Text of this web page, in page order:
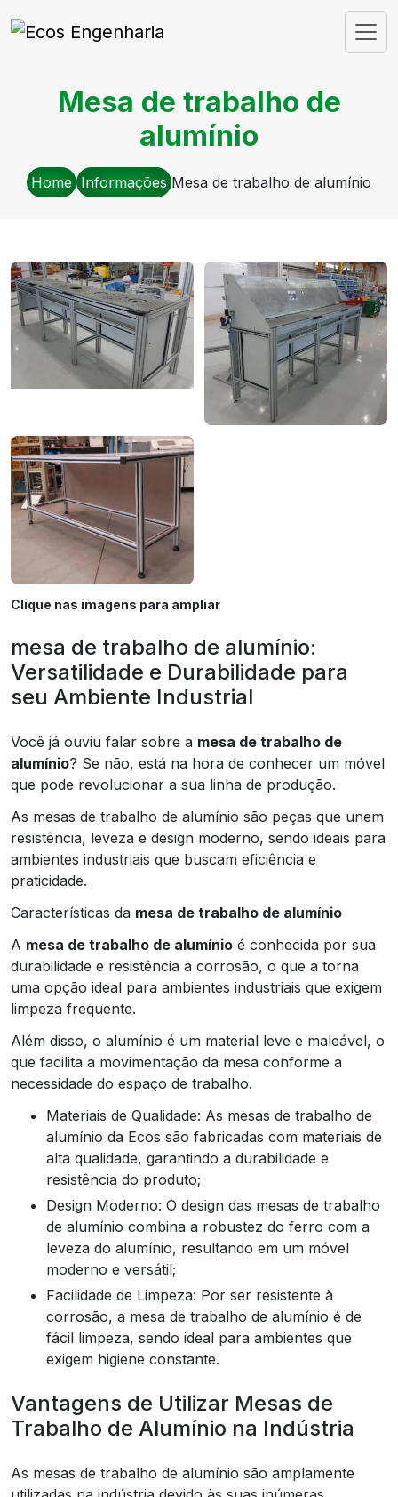
Mesa de trabalho de
alumínio
Home Informações Mesa de trabalho de alumínio
Clique nas imagens para ampliar
mesa de trabalho de alumínio:
Versatilidade e Durabilidade para
seu Ambiente Industrial
Você já ouviu falar sobre a mesa de trabalho de
alumínio? Se não, está na hora de conhecer um móvel
que pode revolucionar a sua linha de produção.
As mesas de trabalho de alumínio são peças que unem
resistência, leveza e design moderno, sendo ideais para
ambientes industriais que buscam eficiência e
praticidade.
Características da mesa de trabalho de alumínio
A mesa de trabalho de alumínio é conhecida por sua
durabilidade e resistência à corrosão, o que a torna
uma opção ideal para ambientes industriais que exigem
limpeza frequente.
Além disso, o alumínio é um material leve e maleável, o
que facilita a movimentação da mesa conforme a
necessidade do espaço de trabalho.
Materiais de Qualidade: As mesas de trabalho de
alumínio da Ecos são fabricadas com materiais de
alta qualidade, garantindo a durabilidade e
resistência do produto;
Design Moderno: O design das mesas de trabalho
de alumínio combina a robustez do ferro com a
leveza do alumínio, resultando em um móvel
moderno e versátil;
Facilidade de Limpeza: Por ser resistente à
corrosão, a mesa de trabalho de alumínio é de
fácil limpeza, sendo ideal para ambientes que
exigem higiene constante.
Vantagens de Utilizar Mesas de
Trabalho de Alumínio na Indústria
As mesas de trabalho de alumínio são amplamente